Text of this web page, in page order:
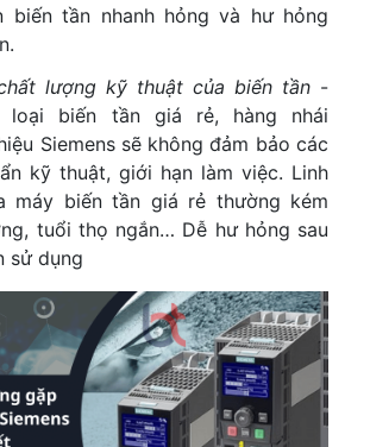
biến tần nhanh hỏng và hư hỏng
lượng kỹ thuật của biến tần -
loại biến tần giá rẻ, hàng nhái
Siemens sẽ không đảm bảo các
kỹ thuật, giới hạn làm việc. Linh
máy biến tần giá rẻ thường kém
tuổi thọ ngắn… Dễ hư hỏng sau
sử dụng